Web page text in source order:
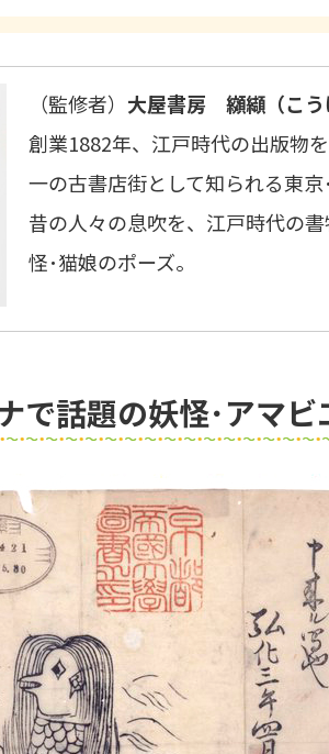
（監修者） 大屋書房 纐纈（こう
創業1882年、江戸時代の出版物
一の古書店街として知られる東
昔の人々の息吹を、江戸時代の
怪･猫娘のポーズ。
で話題の妖怪･アマビ